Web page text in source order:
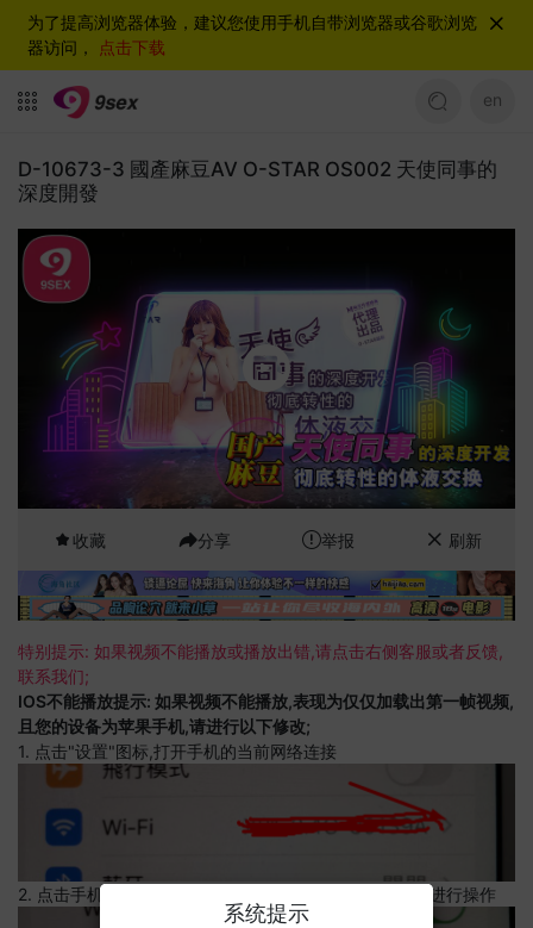
为了提高浏览器体验，建议您使用手机自带浏览器或谷歌浏览
器访问， 点击下载
en
D-10673-3 國產麻豆AV O-STAR OS002 天使同事的
深度開發
收藏 分享 举报 刷新
特别提示: 如果视频不能播放或播放出错,请点击右侧客服或者反馈,
联系我们;
IOS不能播放提示: 如果视频不能播放,表现为仅仅加载出第一帧视频,
且您的设备为苹果手机,请进行以下修改;
1. 点击"设置"图标,打开手机的当前网络连接
2. 点击手机的当前网络连接,上边有一个感叹号,点击可以进行操作
系统提示